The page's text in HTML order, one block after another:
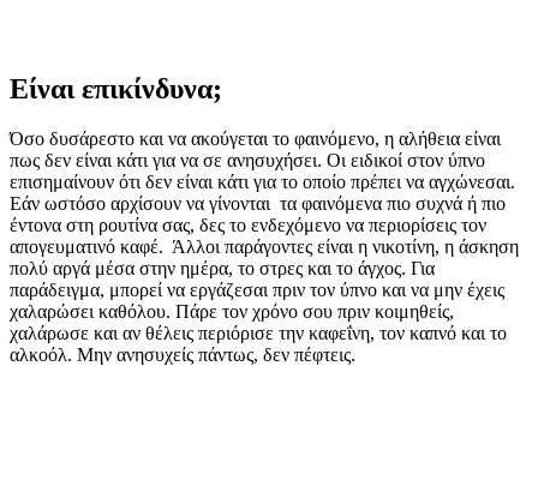
Είναι επικίνδυνα;
Όσο δυσάρεστο και να ακούγεται το φαινόμενο, η αλήθεια είναι
πως δεν είναι κάτι για να σε ανησυχήσει. Οι ειδικοί στον ύπνο
επισημαίνουν ότι δεν είναι κάτι για το οποίο πρέπει να αγχώνεσαι.
Εάν ωστόσο αρχίσουν να γίνονται τα φαινόμενα πιο συχνά ή πιο
έντονα στη ρουτίνα σας, δες το ενδεχόμενο να περιορίσεις τον
απογευματινό καφέ. Άλλοι παράγοντες είναι η νικοτίνη, η άσκηση
πολύ αργά μέσα στην ημέρα, το στρες και το άγχος. Για
παράδειγμα, μπορεί να εργάζεσαι πριν τον ύπνο και να μην έχεις
χαλαρώσει καθόλου. Πάρε τον χρόνο σου πριν κοιμηθείς,
χαλάρωσε και αν θέλεις περιόρισε την καφεΐνη, τον καπνό και το
αλκοόλ. Μην ανησυχείς πάντως, δεν πέφτεις.